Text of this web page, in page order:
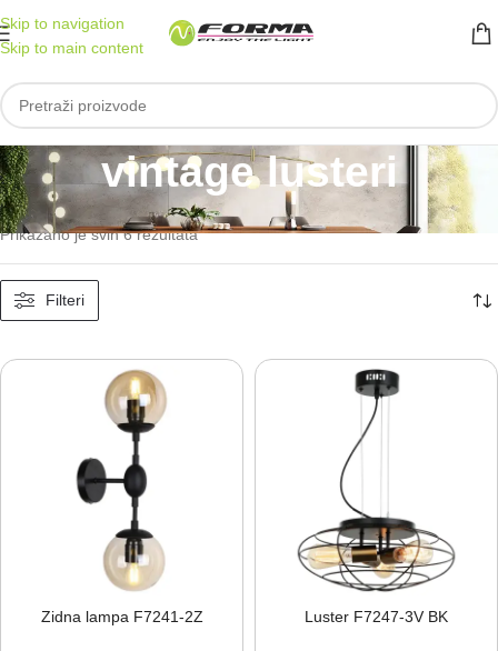
Skip to navigation
Skip to main content
vintage lusteri
Početna/
Proizvod označen „vintage lusteri“
Prikazano je svih 6 rezultata
Filteri
Zidna lampa F7241-⁠2Z Luster F7247-⁠3V BK